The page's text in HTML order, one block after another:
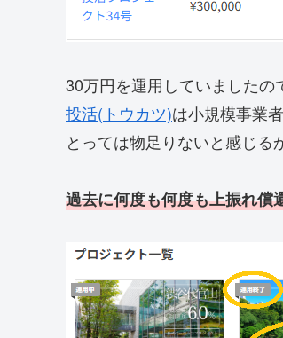
30万円を運用していましたの
投活(トウカツ)は小規模事業
とっては物足りないと感じる
過去に何度も何度も上振れ償